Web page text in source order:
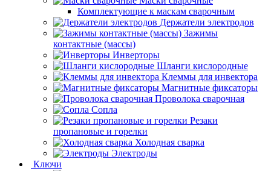
Комплектующие к маскам сварочным
Держатели электродов
Зажимы
контактные (массы)
Инверторы
Шланги кислородные
Клеммы для инвектора
Магнитные фиксаторы
Проволока сварочная
Сопла
Резаки
пропановые и горелки
Холодная сварка
Электроды
Ключи